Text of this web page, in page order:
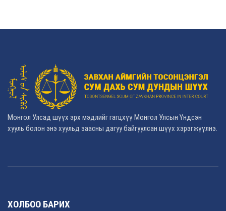
Монгол Улсад шүүх эрх мэдлийг гагцхүү Монгол Улсын Үндсэн
хууль болон энэ хуульд заасны дагуу байгуулсан шүүх хэрэгжүүлнэ.
ХОЛБОО БАРИХ